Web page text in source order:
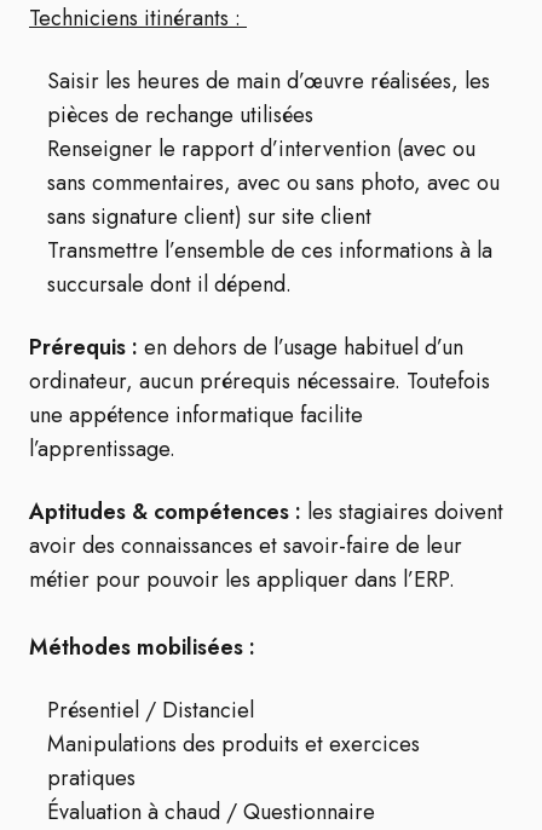
Techniciens itinérants :
Saisir les heures de main d’œuvre réalisées, les
pièces de rechange utilisées
Renseigner le rapport d’intervention (avec ou
sans commentaires, avec ou sans photo, avec ou
sans signature client) sur site client
Transmettre l’ensemble de ces informations à la
succursale dont il dépend.
Prérequis : en dehors de l’usage habituel d’un
ordinateur, aucun prérequis nécessaire. Toutefois
une appétence informatique facilite
l’apprentissage.
Aptitudes & compétences : les stagiaires doivent
avoir des connaissances et savoir-faire de leur
métier pour pouvoir les appliquer dans l’ERP.
Méthodes mobilisées :
Présentiel / Distanciel
Manipulations des produits et exercices
pratiques
Évaluation à chaud / Questionnaire